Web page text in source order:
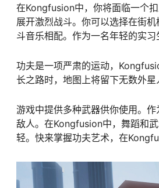
在Kongfusion中，你将面临一个
展开激烈战斗。你可以选择在街
斗音乐相配。作为一名年轻的实
功夫是一项严肃的运动，
长之路时，地图上将留下无数外星
游戏中提供多种武器供你使用。
敌人。在Kongfusion中，舞蹈和
轻。快来掌握功夫艺术，在